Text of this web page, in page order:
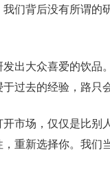
们背后没有所谓的
出大众喜爱的饮品
过去的经验，路只
市场，仅仅是比别
重新选择你。我们